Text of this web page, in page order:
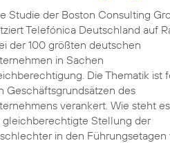
Studie der Boston Consulting
Telefónica Deutschland auf
der 100 größten deutschen
in Sachen
Die Thematik ist
Geschäftsgrundsätzen des
verankert. Wie steht
gleichberechtigte Stellung der
in den Führungsetagen